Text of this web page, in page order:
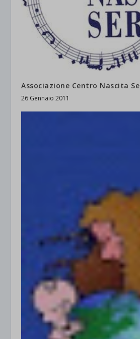
Associazione Centro Nascita
26 Gennaio 2011